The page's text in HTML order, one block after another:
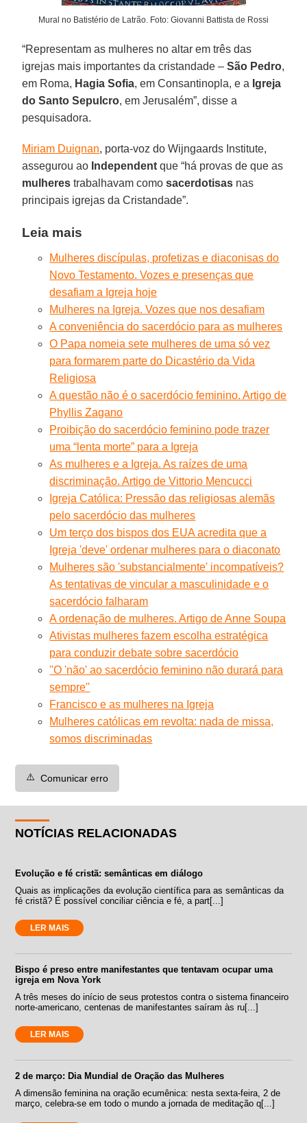
Mural no Batistério de Latrão. Foto: Giovanni Battista de Rossi
“Representam as mulheres no altar em três das
igrejas mais importantes da cristandade –São Pedro,
em Roma, Hagia Sofia, em Consantinopla, e a Igreja
do Santo Sepulcro, em Jerusalém”, disse a
pesquisadora.
Miriam Duignan, porta-voz do Wijngaards Institute,
assegurou ao Independent que “há provas de que as
mulheres trabalhavam comosacerdotisas nas
principais igrejas da Cristandade”.
Leia mais
Mulheres discípulas, profetizas e diaconisas do
Novo Testamento. Vozes e presenças que
desafiam a Igreja hoje
Mulheres na Igreja. Vozes que nos desafiam
A conveniência do sacerdócio para as mulheres
O Papa nomeia sete mulheres de uma só vez
para formarem parte do Dicastério da Vida
Religiosa
A questão não é o sacerdócio feminino. Artigo de
Phyllis Zagano
Proibição do sacerdócio feminino pode trazer
uma “lenta morte” para a Igreja
As mulheres e a Igreja. As raízes de uma
discriminação. Artigo de Vittorio Mencucci
Igreja Católica: Pressão das religiosas alemãs
pelo sacerdócio das mulheres
Um terço dos bispos dos EUA acredita que a
Igreja 'deve' ordenar mulheres para o diaconato
Mulheres são 'substancialmente' incompatíveis?
As tentativas de vincular a masculinidade e o
sacerdócio falharam
A ordenação de mulheres. Artigo de Anne Soupa
Ativistas mulheres fazem escolha estratégica
para conduzir debate sobre sacerdócio
''O 'não' ao sacerdócio feminino não durará para
sempre''
Francisco e as mulheres na Igreja
Mulheres católicas em revolta: nada de missa,
somos discriminadas
⚠️ Comunicar erro
NOTÍCIAS RELACIONADAS
Evolução e fé cristã: semânticas em diálogo
Quais as implicações da evolução científica para as semânticas da
fé cristã? É possível conciliar ciência e fé, a part[...]
LER MAIS
Bispo é preso entre manifestantes que tentavam ocupar uma
igreja em Nova York
A três meses do início de seus protestos contra o sistema financeiro
norte-americano, centenas de manifestantes saíram às ru[...]
LER MAIS
2 de março: Dia Mundial de Oração das Mulheres
A dimensão feminina na oração ecumênica: nesta sexta-feira, 2 de
março, celebra-se em todo o mundo a jornada de meditação q[...]